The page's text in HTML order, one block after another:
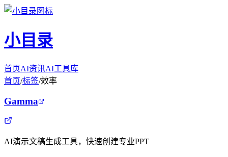
小目录
首页AI资讯AI工具库
首页/标签/效率
Gamma
AI演示文稿生成工具，快速创建专业PPT